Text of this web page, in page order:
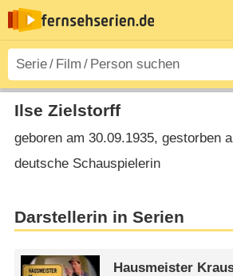
Ilse Zielstorff
geboren am 30.09.1935, gestorben
deutsche Schauspielerin
Darstellerin in Serien
Hausmeister